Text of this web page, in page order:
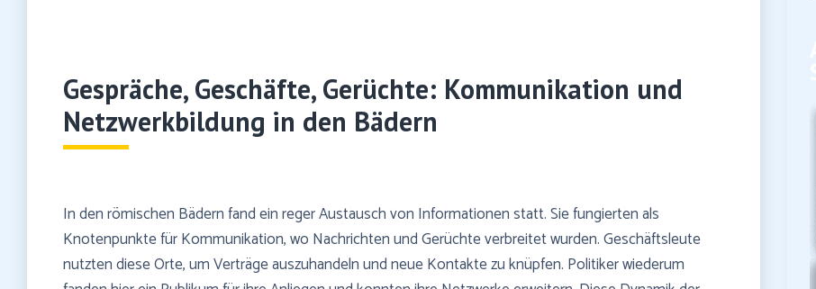
Gespräche, Geschäfte, Gerüchte: Kommunikation und
Netzwerkbildung in den Bädern
In den römischen Bädern fand ein reger Austausch von Informationen statt. Sie fungierten als
Knotenpunkte für Kommunikation, wo Nachrichten und Gerüchte verbreitet wurden. Geschäftsleute
nutzten diese Orte, um Verträge auszuhandeln und neue Kontakte zu knüpfen. Politiker wiederum